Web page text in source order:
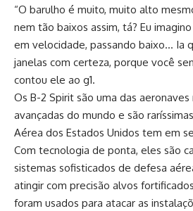
“O barulho é muito, muito alto
nem tão baixos assim, tá? Eu
em velocidade, passando baixo… Ia
janelas com certeza, porque você
contou ele ao g1.
Os B-2 Spirit são uma das
avançadas do mundo e são
Aérea dos Estados Unidos tem em
Com tecnologia de ponta, eles são
sistemas sofisticados de defesa
atingir com precisão alvos
foram usados para atacar as